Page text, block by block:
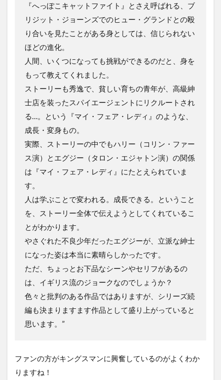
『へっぽこキャットファイト』とさえ呼ばれる、ブ
リジット・ジョーンズでのヒュー・グランドとの殴
り合いを見たことがある身としては、信じられない
ほどの進化。
人間、いくつになっても挑戦ができるのだと、身を
もって教えてくれました。
ストーリーも秀逸で、貧しい育ちの青年が、高級紳
士店を装ったスパイエージェントにリクルートされ
る…。という『マイ・フェア・レディ』のような、
成長・変身もの。
実際、ストーリーの中でもハリー（コリン・ファー
ス演）とエグジー（タロン・エジャトン演）の関係
は『マイ・フェア・レディ』にたとえられていま
す。
人は学ぶことで変われる。成長できる。ということ
を、ストーリー全体で伝えようとしてくれているこ
とがわかります。
やさぐれた不良少年だったエグジーが、立派な紳士
になった姿は本当に素晴らしかったです。
ただ、ちょっとお下品なシーンやセリフがあるの
は、イギリス流のジョークなのでしょうか？
色々と批判のある作品ではありますが、シリーズ続
編も決まりますます作品として盛り上がっていると
思います。”
ファンの方がキングスマンに興奮しているのがよくわか
りますね！